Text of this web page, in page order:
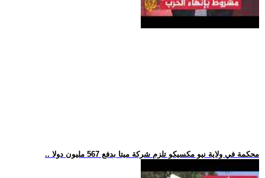
.. محكمة في ولاية نيو مكسيكو تلزم شركة ميتا بدفع 567 مليون دولا